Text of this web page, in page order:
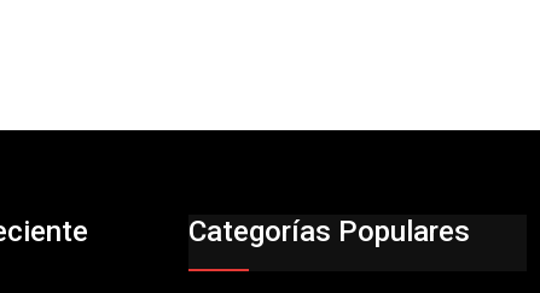
Categorías Populares